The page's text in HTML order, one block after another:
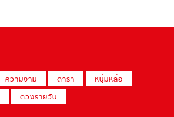
ความงาม ดารา
หนุ่มหล่อ
ดวงรายวัน